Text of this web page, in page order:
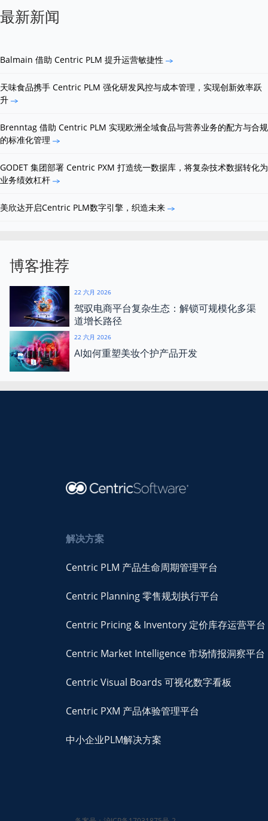
最新新闻
Balmain 借助 Centric PLM 提升运营敏捷性
天味食品携手 Centric PLM 强化研发风控与成本管理，实现创新效率跃
升
Brenntag 借助 Centric PLM 实现欧洲全域食品与营养业务的配方与合规
的标准化管理
GODET 集团部署 Centric PXM 打造统一数据库，将复杂技术数据转化为
业务绩效杠杆
美欣达开启Centric PLM数字引擎，织造未来
博客推荐
22 六月 2026
驾驭电商平台复杂生态：解锁可规模化多渠
道增长路径
22 六月 2026
AI如何重塑美妆个护产品开发
解决方案
Centric PLM 产品生命周期管理平台
Centric Planning 零售规划执行平台
Centric Pricing & Inventory 定价库存运营平台
Centric Market Intelligence 市场情报洞察平台
Centric Visual Boards 可视化数字看板
Centric PXM 产品体验管理平台
中小企业PLM解决方案